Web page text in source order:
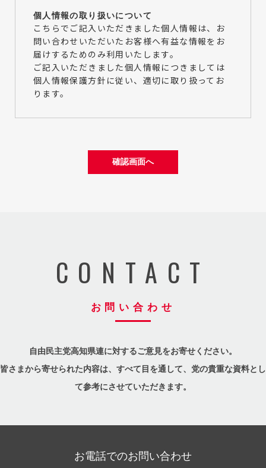
個人情報の取り扱いについて
こちらでご記入いただきました個人情報は、お
問い合わせいただいたお客様へ有益な情報をお
届けするためのみ利用いたします。
ご記入いただきました個人情報につきましては
個人情報保護方針に従い、適切に取り扱ってお
ります。
CONTACT
お問い合わせ
自由民主党高知県連に対するご意見をお寄せください。
皆さまから寄せられた内容は、すべて目を通して、党の貴重な資料とし
て参考にさせていただきます。
お電話でのお問い合わせ